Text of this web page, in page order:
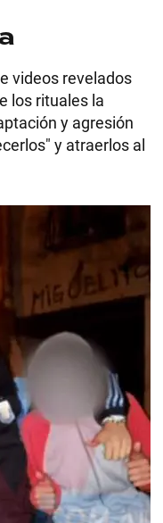
videos revelados
los rituales la
y agresión
y atraerlos al